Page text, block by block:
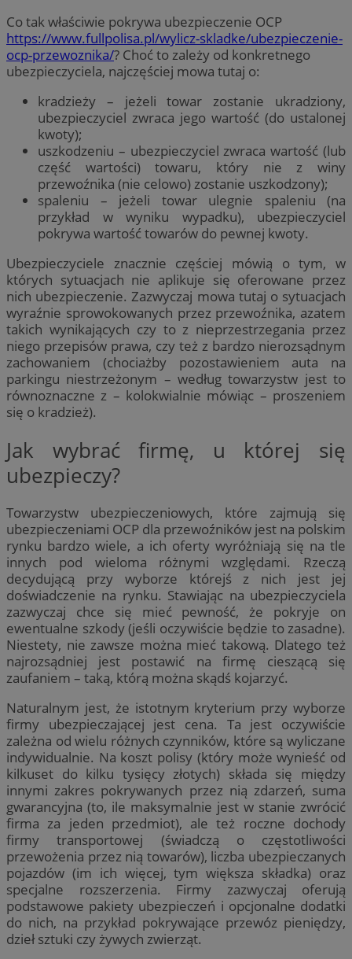
Co tak właściwie pokrywa ubezpieczenie OCP
https://www.fullpolisa.pl/wylicz-skladke/ubezpieczenie-
ocp-przewoznika/? Choć to zależy od konkretnego
ubezpieczyciela, najczęściej mowa tutaj o:
kradzieży – jeżeli towar zostanie ukradziony,
ubezpieczyciel zwraca jego wartość (do ustalonej
kwoty);
uszkodzeniu – ubezpieczyciel zwraca wartość (lub
część wartości) towaru, który nie z winy
przewoźnika (nie celowo) zostanie uszkodzony);
spaleniu – jeżeli towar ulegnie spaleniu (na
przykład w wyniku wypadku), ubezpieczyciel
pokrywa wartość towarów do pewnej kwoty.
Ubezpieczyciele znacznie częściej mówią o tym, w
których sytuacjach nie aplikuje się oferowane przez
nich ubezpieczenie. Zazwyczaj mowa tutaj o sytuacjach
wyraźnie sprowokowanych przez przewoźnika, azatem
takich wynikających czy to z nieprzestrzegania przez
niego przepisów prawa, czy też z bardzo nierozsądnym
zachowaniem (chociażby pozostawieniem auta na
parkingu niestrzeżonym – według towarzystw jest to
równoznaczne z – kolokwialnie mówiąc – proszeniem
się o kradzież).
Jak wybrać firmę, u której się
ubezpieczy?
Towarzystw ubezpieczeniowych, które zajmują się
ubezpieczeniami OCP dla przewoźników jest na polskim
rynku bardzo wiele, a ich oferty wyróżniają się na tle
innych pod wieloma różnymi względami. Rzeczą
decydującą przy wyborze którejś z nich jest jej
doświadczenie na rynku. Stawiając na ubezpieczyciela
zazwyczaj chce się mieć pewność, że pokryje on
ewentualne szkody (jeśli oczywiście będzie to zasadne).
Niestety, nie zawsze można mieć takową. Dlatego też
najrozsądniej jest postawić na firmę cieszącą się
zaufaniem – taką, którą można skądś kojarzyć.
Naturalnym jest, że istotnym kryterium przy wyborze
firmy ubezpieczającej jest cena. Ta jest oczywiście
zależna od wielu różnych czynników, które są wyliczane
indywidualnie. Na koszt polisy (który może wynieść od
kilkuset do kilku tysięcy złotych) składa się między
innymi zakres pokrywanych przez nią zdarzeń, suma
gwarancyjna (to, ile maksymalnie jest w stanie zwrócić
firma za jeden przedmiot), ale też roczne dochody
firmy transportowej (świadczą o częstotliwości
przewożenia przez nią towarów), liczba ubezpieczanych
pojazdów (im ich więcej, tym większa składka) oraz
specjalne rozszerzenia. Firmy zazwyczaj oferują
podstawowe pakiety ubezpieczeń i opcjonalne dodatki
do nich, na przykład pokrywające przewóz pieniędzy,
dzieł sztuki czy żywych zwierząt.